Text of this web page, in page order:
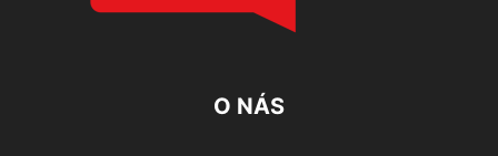
O NÁS